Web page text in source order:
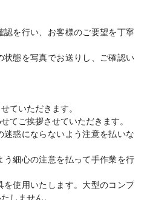
認を行い、お客様のご要望を丁寧
状態を写真でお送りし、ご確認い
ていただきます。
てご挨拶させていただきます。
迷惑にならないよう注意を払いな
う細心の注意を払って手作業を行
を使用いたします。大型のコンプ
しません。